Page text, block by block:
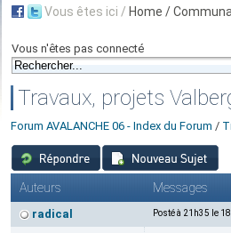
Vous êtes ici / Home /
Vous n'êtes pas connecté
Travaux, projets
Forum AVALANCHE 06 - Index du Forum /
Auteurs Messages
radical Posté à 21h35 le